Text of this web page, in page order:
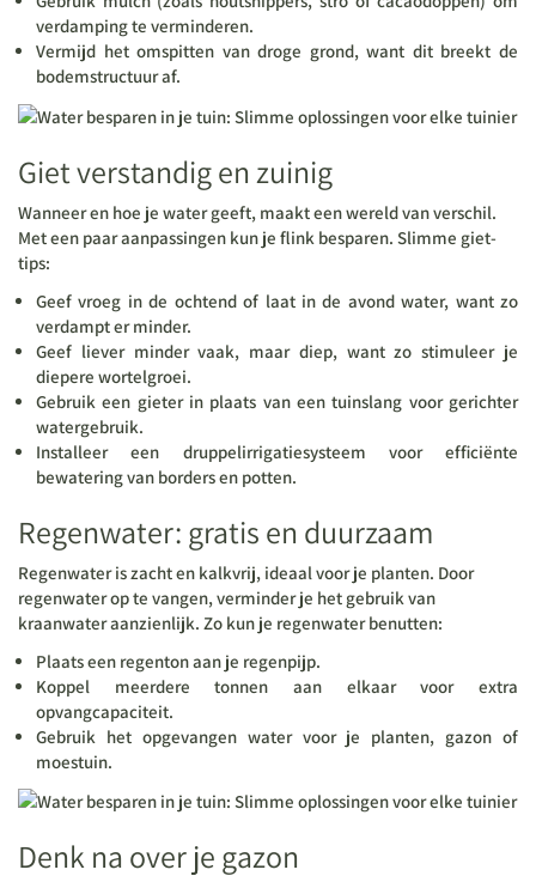
verdamping te verminderen.
Vermijd het omspitten van droge grond, want dit breekt de
bodemstructuur af.
Giet verstandig en zuinig
Wanneer en hoe je water geeft, maakt een wereld van verschil.
Met een paar aanpassingen kun je flink besparen. Slimme giet-
tips:
Geef vroeg in de ochtend of laat in de avond water, want zo
verdampt er minder.
Geef liever minder vaak, maar diep, want zo stimuleer je
diepere wortelgroei.
Gebruik een gieter in plaats van een tuinslang voor gerichter
watergebruik.
Installeer een druppelirrigatiesysteem voor efficiënte
bewatering van borders en potten.
Regenwater: gratis en duurzaam
Regenwater is zacht en kalkvrij, ideaal voor je planten. Door
regenwater op te vangen, verminder je het gebruik van
kraanwater aanzienlijk. Zo kun je regenwater benutten:
Plaats een regenton aan je regenpijp.
Koppel meerdere tonnen aan elkaar voor extra
opvangcapaciteit.
Gebruik het opgevangen water voor je planten, gazon of
moestuin.
Denk na over je gazon